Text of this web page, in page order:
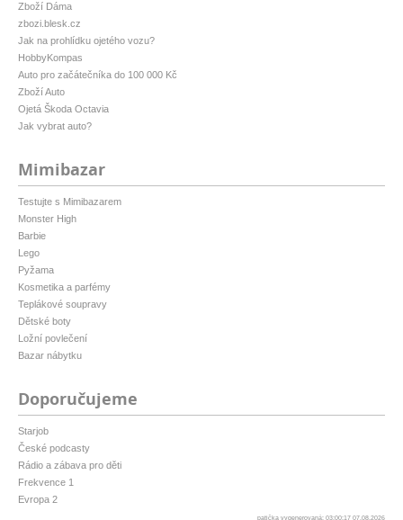
Zboží Dáma
zbozi.blesk.cz
Jak na prohlídku ojetého vozu?
HobbyKompas
Auto pro začátečníka do 100 000 Kč
Zboží Auto
Ojetá Škoda Octavia
Jak vybrat auto?
Mimibazar
Testujte s Mimibazarem
Monster High
Barbie
Lego
Pyžama
Kosmetika a parfémy
Teplákové soupravy
Dětské boty
Ložní povlečení
Bazar nábytku
Doporučujeme
Starjob
České podcasty
Rádio a zábava pro děti
Frekvence 1
Evropa 2
patička vygenerovaná: 03:00:17 07.08.2026